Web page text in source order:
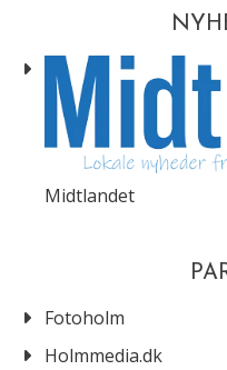
Midtlandet
Fotoholm
Holmmedia.dk